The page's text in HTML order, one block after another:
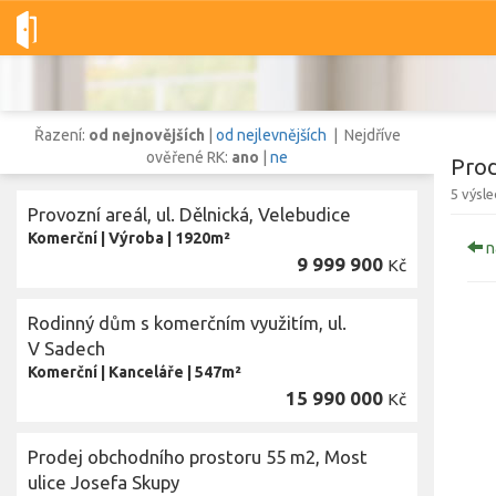
Dobré-nemovitosti.cz obec Most, okres Most, Ústecký kraj
Vše Pozemky
obec Most,okres Most, Ústecký kraj
Lokalita
Cena
Řazení: od nejnovějších od nejlevnějších | Nejdříve
ověřené RK: ano ne
Provozní areál, ul. Dělnická, Velebudice
Komerční Výroba 1920m²
9 999 900 Kč
Rodinný dům s komerčním využitím, ul.
V Sadech
Komerční Kanceláře 547m²
15 990 000 Kč
Prodej obchodního prostoru 55 m2, Most
ulice Josefa Skupy
5